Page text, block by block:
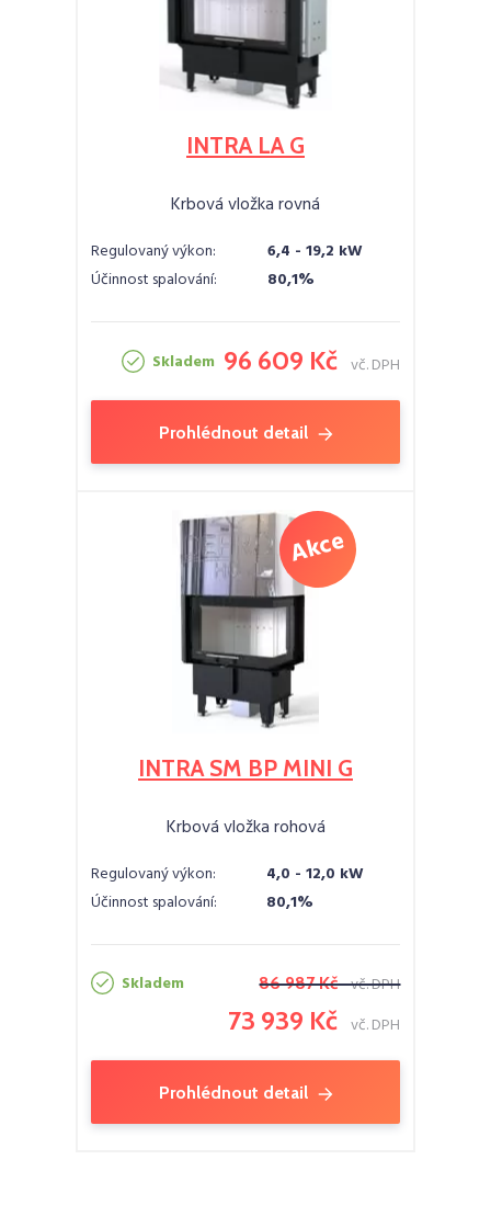
INTRA LA G
Krbová vložka rovná
Regulovaný výkon:
6,4 - 19,2 kW
Účinnost spalování:
80,1%
Skladem 96 609 Kč vč. DPH
Prohlédnout detail
INTRA SM BP MINI G
Krbová vložka rohová
Regulovaný výkon:
4,0 - 12,0 kW
Účinnost spalování:
80,1%
Skladem 86 987 Kč vč. DPH
73 939 Kč vč. DPH
Prohlédnout detail